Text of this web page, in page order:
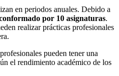
en periodos anuales. Debido a
por 10 asignaturas.
realizar prácticas profesionales
pueden tener una
el rendimiento académico de los